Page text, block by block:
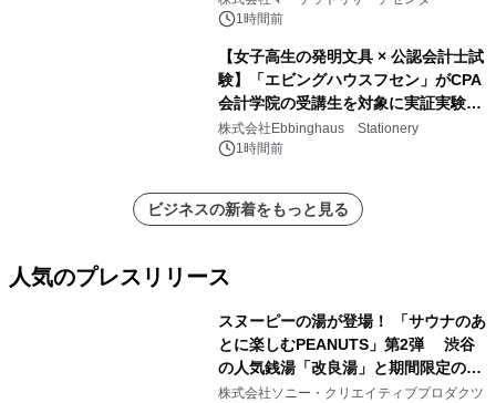
1時間前
【女子高生の発明文具 × 公認会計士試
験】「エビングハウスフセン」がCPA
会計学院の受講生を対象に実証実験を
実施
株式会社Ebbinghaus Stationery
1時間前
ビジネスの新着をもっと見る
人気のプレスリリース
スヌーピーの湯が登場！ 「サウナのあ
とに楽しむPEANUTS」第2弾 渋谷
の人気銭湯「改良湯」と期間限定のコ
ラボレーション サウナイキタイコラ
株式会社ソニー・クリエイティブプロダクツ